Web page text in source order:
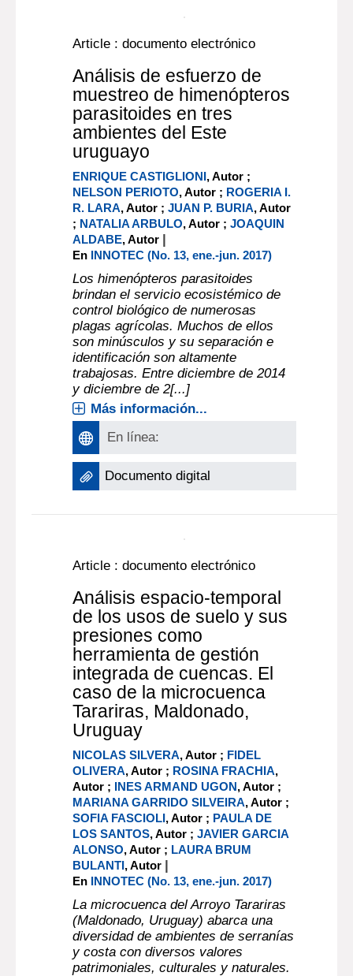
texto impreso
Análisis del sector
pesquero
COMISION SECTORIAL PARA EL
MERCOSUR | Montevideo [URUGUAY]
: COMISEC|Estudios Técnicos|1994
Más información...
Article : documento electrónico
Análisis de esfuerzo de
muestreo de himenópteros
parasitoides en tres
ambientes del Este
uruguayo
ENRIQUE CASTIGLIONI
NELSON PERIOTO, Autor ;
R. LARA
|
INNOTEC (No. 13, ene.-jun. 2017)
Los himenópteros parasitoides
brindan el servicio ecosistémico de
control biológico de numerosas
plagas agrícolas. Muchos de ellos
son minúsculos y su separación e
identificación son altamente
trabajosas. Entre diciembre de 2014
y diciembre de 2[...]
Más información...
En línea:
Documento digital
Article : documento electrónico
Análisis espacio-temporal
de los usos de suelo y sus
presiones como
herramienta de gestión
integrada de cuencas. El